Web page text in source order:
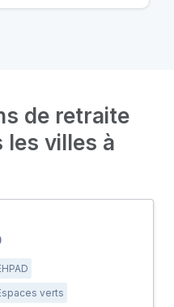
de retraite
les villes à
verts